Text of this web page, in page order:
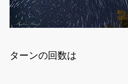
ターンの回数は